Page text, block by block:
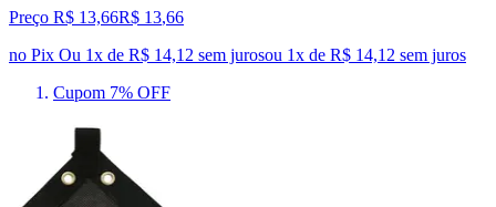
Preço R$ 13,66R$ 13,66
no Pix Ou 1x de R$ 14,12 sem jurosou 1x de R$ 14,12 sem juros
Cupom 7% OFF